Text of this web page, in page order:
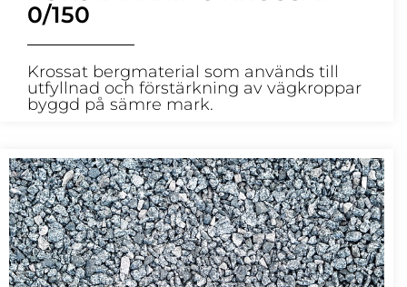
0/150
Krossat bergmaterial som används till
utfyllnad och förstärkning av vägkroppar
byggd på sämre mark.